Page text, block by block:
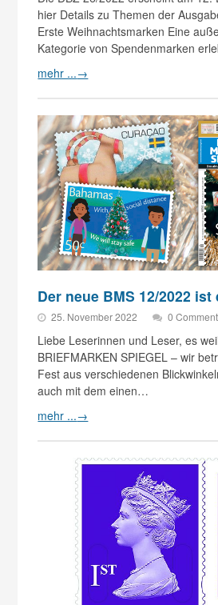
hier Details zu Themen der
Erste Weihnachtsmarken Eine
Kategorie von Spendenmarken
mehr ...→
Der neue BMS 12/2022 ist
25. November 2022 0
Liebe Leserinnen und Leser, es
BRIEFMARKEN SPIEGEL – wir
Fest aus verschiedenen
auch mit dem einen…
mehr ...→